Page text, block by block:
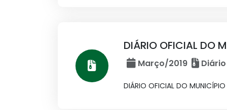
DIÁRIO OFICIAL DO
Março/2019
DIÁRIO OFICIAL DO